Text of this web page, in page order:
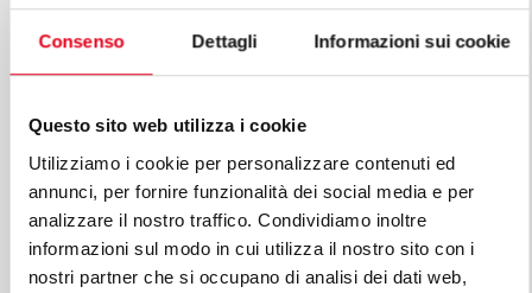
Consenso Dettagli Informazioni sui cookie
Questo sito web utilizza i cookie
Utilizziamo i cookie per personalizzare contenuti ed
annunci, per fornire funzionalità dei social media e per
analizzare il nostro traffico. Condividiamo inoltre
informazioni sul modo in cui utilizza il nostro sito con i
nostri partner che si occupano di analisi dei dati web,
exigencias de los profesionales. Una cocina
modular Premium está diseñada pensando en las
elevados estándares de funcionalidad, eficiencia
energética, seguridad y tecnología, unidos a líneas
de elegante belleza.